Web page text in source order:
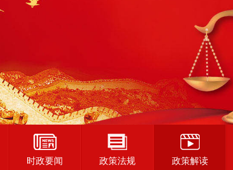
时政要闻 政策法规 政策解读